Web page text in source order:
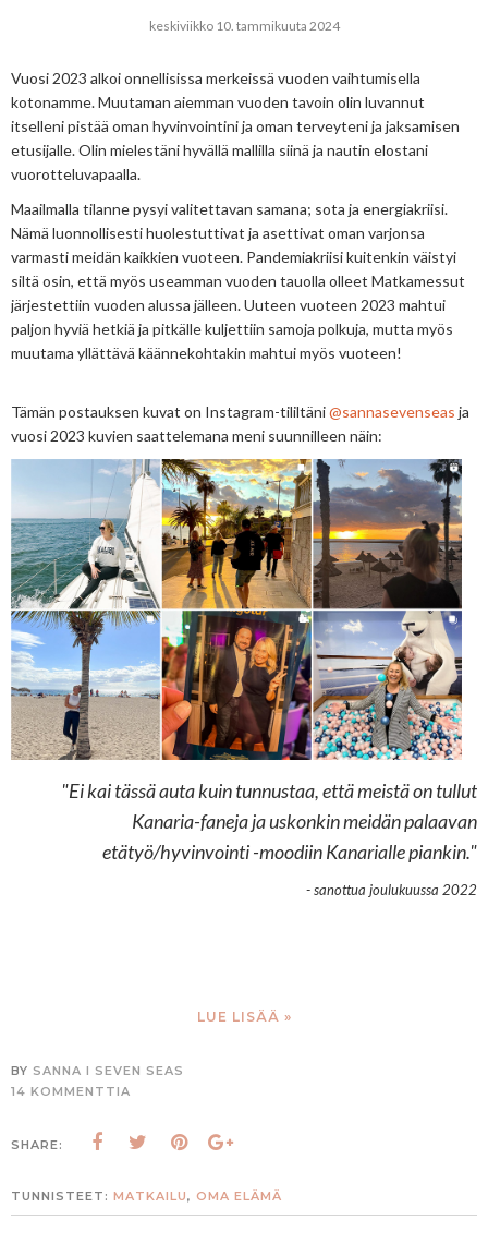
keskiviikko 10. tammikuuta 2024
Vuosi 2023 alkoi onnellisissa merkeissä vuoden vaihtumisella
kotonamme. Muutaman aiemman vuoden tavoin olin luvannut
itselleni pistää oman hyvinvointini ja oman terveyteni ja jaksamisen
etusijalle. Olin mielestäni hyvällä mallilla siinä ja nautin elostani
vuorotteluvapaalla.
Maailmalla tilanne pysyi valitettavan samana; sota ja energiakriisi.
Nämä luonnollisesti huolestuttivat ja asettivat oman varjonsa
varmasti meidän kaikkien vuoteen. Pandemiakriisi kuitenkin väistyi
siltä osin, että myös useamman vuoden tauolla olleet Matkamessut
järjestettiin vuoden alussa jälleen. Uuteen vuoteen 2023 mahtui
paljon hyviä hetkiä ja pitkälle kuljettiin samoja polkuja, mutta myös
muutama yllättävä käännekohtakin mahtui myös vuoteen!
Tämän postauksen kuvat on Instagram-tililtäni@sannasevenseas ja
vuosi 2023 kuvien saattelemana meni suunnilleen näin:
"Ei kai tässä auta kuin tunnustaa, että meistä on tullut
Kanaria-faneja ja uskonkin meidän palaavan
etätyö/hyvinvointi -moodiin Kanarialle piankin."
- sanottua joulukuussa 2022
LUE LISÄÄ »
BY SANNA I SEVEN SEAS
14 KOMMENTTIA
SHARE:
TUNNISTEET: MATKAILU, OMA ELÄMÄ